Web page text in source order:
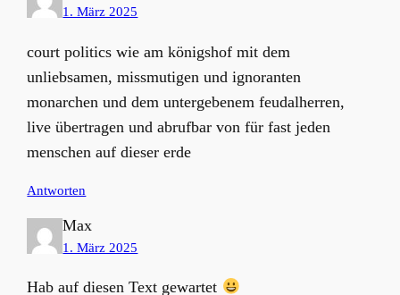
1. März 2025
court politics wie am königshof mit dem
unliebsamen, missmutigen und ignoranten
monarchen und dem untergebenem feudalherren,
live übertragen und abrufbar von für fast jeden
menschen auf dieser erde
Antworten
Max
1. März 2025
Hab auf diesen Text gewartet